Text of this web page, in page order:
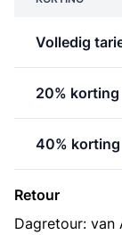
Volledig
20% korting
40% korting
Retour
Dagretour: van